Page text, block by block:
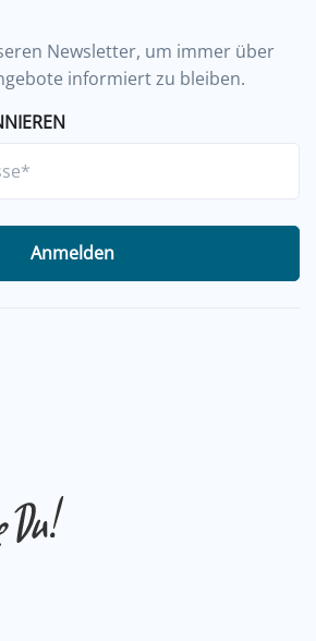
Newsletter, um immer über
informiert zu bleiben.
Anmelden